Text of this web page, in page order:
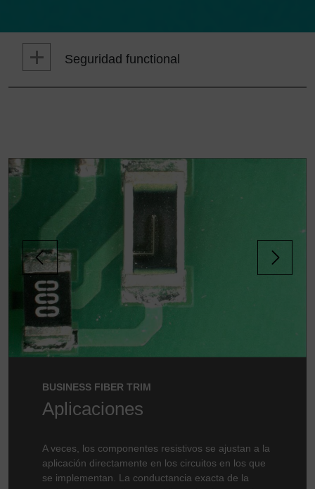
Seguridad functional
BUSINESS FIBER TRIM
Aplicaciones
A veces, los componentes resistivos se ajustan a la
aplicación directamente en los circuitos en los que
se implementan. La conductancia exacta de la